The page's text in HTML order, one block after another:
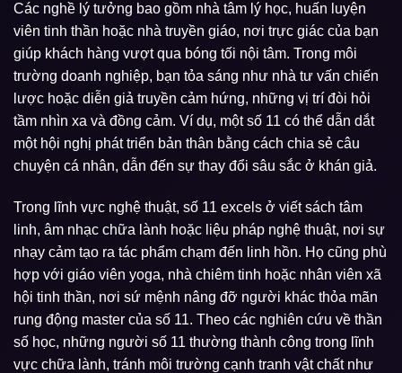
Các nghề lý tưởng bao gồm nhà tâm lý học, huấn luyện
viên tinh thần hoặc nhà truyền giáo, nơi trực giác của bạn
giúp khách hàng vượt qua bóng tối nội tâm. Trong môi
trường doanh nghiệp, bạn tỏa sáng như nhà tư vấn chiến
lược hoặc diễn giả truyền cảm hứng, những vị trí đòi hỏi
tầm nhìn xa và đồng cảm. Ví dụ, một số 11 có thể dẫn dắt
một hội nghị phát triển bản thân bằng cách chia sẻ câu
chuyện cá nhân, dẫn đến sự thay đổi sâu sắc ở khán giả.
Trong lĩnh vực nghệ thuật, số 11 excels ở viết sách tâm
linh, âm nhạc chữa lành hoặc liệu pháp nghệ thuật, nơi sự
nhạy cảm tạo ra tác phẩm chạm đến linh hồn. Họ cũng phù
hợp với giáo viên yoga, nhà chiêm tinh hoặc nhân viên xã
hội tinh thần, nơi sứ mệnh nâng đỡ người khác thỏa mãn
rung động master của số 11. Theo các nghiên cứu về thần
số học, những người số 11 thường thành công trong lĩnh
vực chữa lành, tránh môi trường cạnh tranh vật chất như